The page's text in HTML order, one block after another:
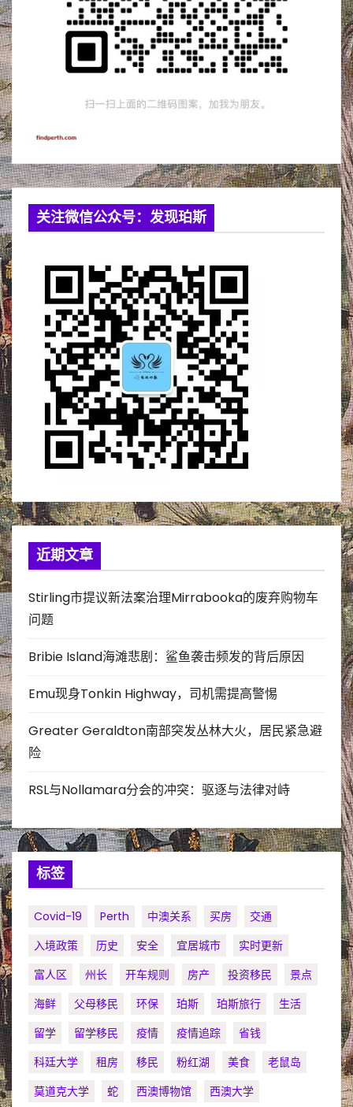
关注微信公众号：发现珀斯
近期文章
Stirling市提议新法案治理Mirrabooka的废弃购物车
问题
Bribie Island海滩悲剧：鲨鱼袭击频发的背后原因
Emu现身Tonkin Highway，司机需提高警惕
Greater Geraldton南部突发丛林大火，居民紧急避
险
RSL与Nollamara分会的冲突：驱逐与法律对峙
标签
Covid-19 Perth 中澳关系 买房
交通
入境政策
历史 安全 宜居城市
实时更新
富人区
州长 开车规则 房产 投资移民
景点
海鲜
父母移民 环保 珀斯 珀斯旅行
生活
留学
留学移民 疫情 疫情追踪
省钱
科廷大学
租房 移民 粉红湖 美食
老鼠岛
莫道克大学
蛇 西澳博物馆
西澳大学